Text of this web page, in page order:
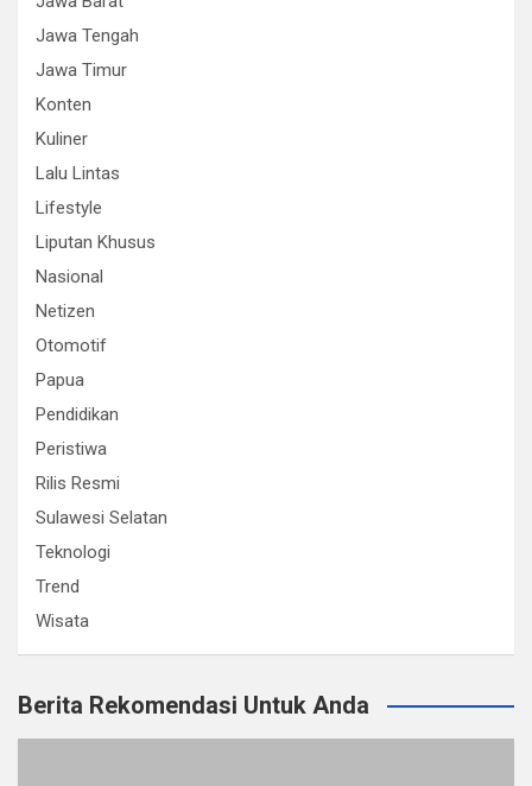
Jawa Tengah
Jawa Timur
Konten
Kuliner
Lalu Lintas
Lifestyle
Liputan Khusus
Nasional
Netizen
Otomotif
Papua
Pendidikan
Peristiwa
Rilis Resmi
Sulawesi Selatan
Teknologi
Trend
Wisata
Berita Rekomendasi Untuk Anda